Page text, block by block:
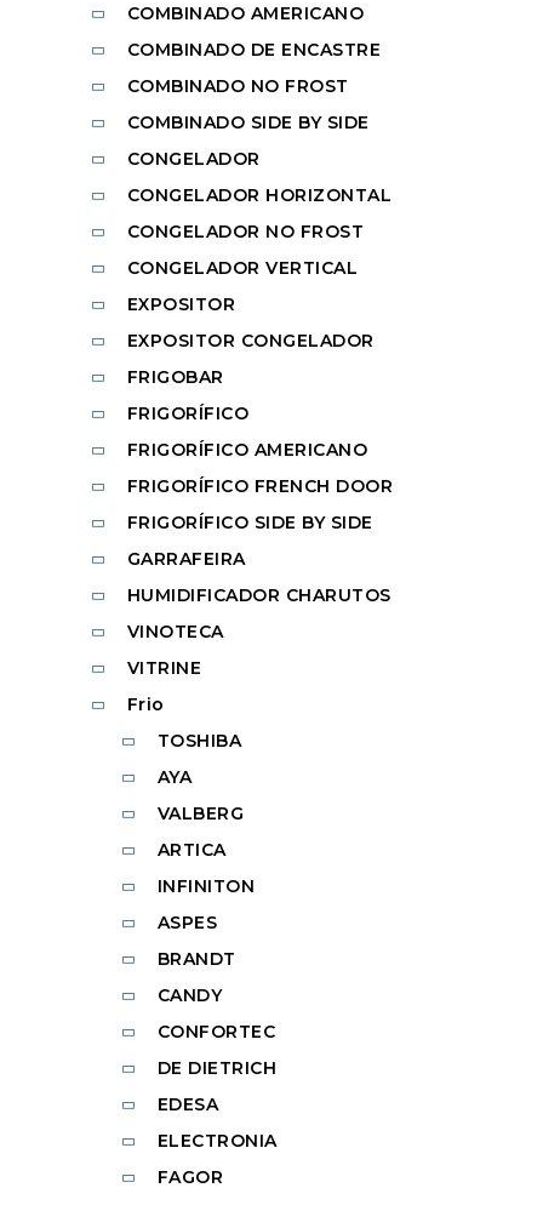
COMBINADO AMERICANO
COMBINADO DE ENCASTRE
COMBINADO NO FROST
COMBINADO SIDE BY SIDE
CONGELADOR
CONGELADOR HORIZONTAL
CONGELADOR NO FROST
CONGELADOR VERTICAL
EXPOSITOR
EXPOSITOR CONGELADOR
FRIGOBAR
FRIGORÍFICO
FRIGORÍFICO AMERICANO
FRIGORÍFICO FRENCH DOOR
FRIGORÍFICO SIDE BY SIDE
GARRAFEIRA
HUMIDIFICADOR CHARUTOS
VINOTECA
VITRINE
Frio
TOSHIBA
AYA
VALBERG
ARTICA
INFINITON
ASPES
BRANDT
CANDY
CONFORTEC
DE DIETRICH
EDESA
ELECTRONIA
FAGOR